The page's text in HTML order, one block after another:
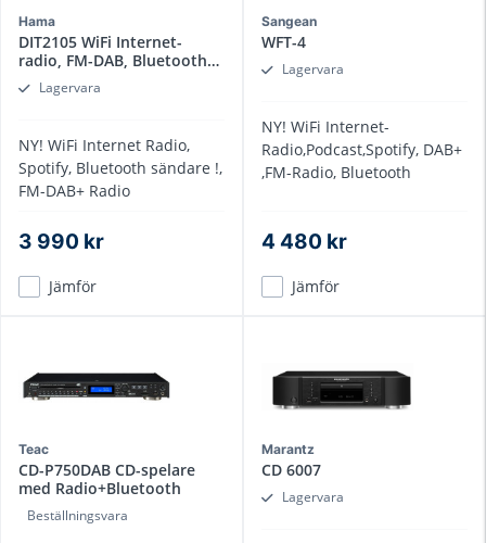
Hama
DIT2105 WiFi Internet-
radio, FM-DAB, Bluetooth
sändare
Lagervara
NY! WiFi Internet Radio,
Spotify, Bluetooth sändare !,
FM-DAB+ Radio
3 990 kr
Jämför
Sangean
WFT-4
Lagervara
NY! WiFi Internet-
Radio,Podcast,Spotify, DAB+
,FM-Radio, Bluetooth
4 480 kr
Jämför
Teac
CD-P750DAB CD-spelare
med Radio+Bluetooth
Beställningsvara
Marantz
CD 6007
Lagervara